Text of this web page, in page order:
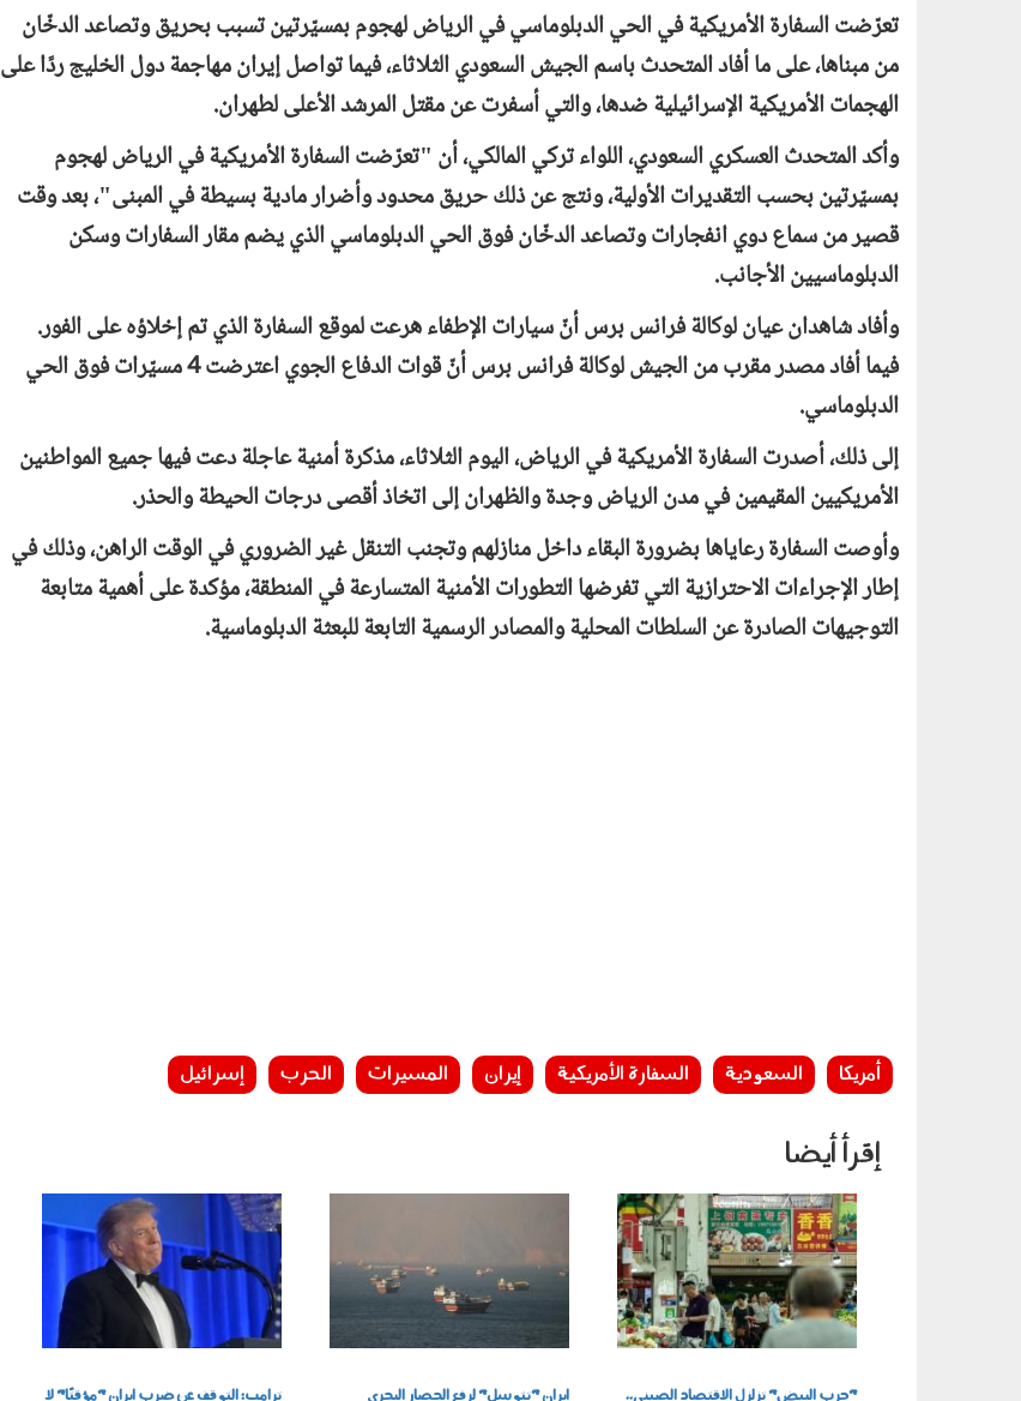
تعرّضت السفارة الأمريكية في الحي الدبلوماسي في الرياض لهجوم بمسيّرتين تسبب بحريق وتصاعد الدخّان
من مبناها، على ما أفاد المتحدث باسم الجيش السعودي الثلاثاء، فيما تواصل إيران مهاجمة دول الخليج ردًا على
الهجمات الأمريكية الإسرائيلية ضدها، والتي أسفرت عن مقتل المرشد الأعلى لطهران.
وأكد المتحدث العسكري السعودي، اللواء تركي المالكي، أن "تعرّضت السفارة الأمريكية في الرياض لهجوم
بمسيّرتين بحسب التقديرات الأولية، ونتج عن ذلك حريق محدود وأضرار مادية بسيطة في المبنى"، بعد وقت
قصير من سماع دوي انفجارات وتصاعد الدخّان فوق الحي الدبلوماسي الذي يضم مقار السفارات وسكن
الدبلوماسيين الأجانب.
وأفاد شاهدان عيان لوكالة فرانس برس أنّ سيارات الإطفاء هرعت لموقع السفارة الذي تم إخلاؤه على الفور.
فيما أفاد مصدر مقرب من الجيش لوكالة فرانس برس أنّ قوات الدفاع الجوي اعترضت 4 مسيّرات فوق الحي
الدبلوماسي.
إلى ذلك، أصدرت السفارة الأمريكية في الرياض، اليوم الثلاثاء، مذكرة أمنية عاجلة دعت فيها جميع المواطنين
الأمريكيين المقيمين في مدن الرياض وجدة والظهران إلى اتخاذ أقصى درجات الحيطة والحذر.
وأوصت السفارة رعاياها بضرورة البقاء داخل منازلهم وتجنب التنقل غير الضروري في الوقت الراهن، وذلك في
إطار الإجراءات الاحترازية التي تفرضها التطورات الأمنية المتسارعة في المنطقة، مؤكدة على أهمية متابعة
التوجيهات الصادرة عن السلطات المحلية والمصادر الرسمية التابعة للبعثة الدبلوماسية.
أمريكا السعودية السفارة الأمريكية إيران المسيرات الحرب إسرائيل
إقرأ أيضا
290701.jpg
"حرب البيض" تزلزل الاقتصاد الصيني.. إيران "تتوسل" لرفع الحصار البحري
260701.jpg
ترامب: التوقف عن ضرب إيران "مؤقتًا" لا